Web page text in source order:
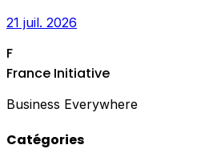
21 juil. 2026
F
France Initiative
Business Everywhere
Catégories